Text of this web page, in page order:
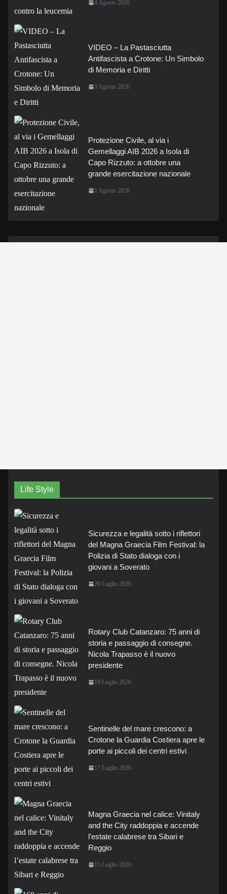
4 Agosto 2026
VIDEO – La Pastasciutta
Antifascista a Crotone: Un Simbolo
di Memoria e Diritti
3 Agosto 2026
Protezione Civile, al via i
Gemellaggi AIB 2026 a Isola di
Capo Rizzuto: a ottobre una
grande esercitazione nazionale
1 Agosto 2026
Life Style
Sicurezza e legalità sotto i riflettori
del Magna Graecia Film Festival: la
Polizia di Stato dialoga con i
giovani a Soverato
29 Luglio 2026
Rotary Club Catanzaro: 75 anni di
storia e passaggio di consegne.
Nicola Trapasso è il nuovo
presidente
19 Luglio 2026
Sentinelle del mare crescono: a
Crotone la Guardia Costiera apre le
porte ai piccoli dei centri estivi
17 Luglio 2026
Magna Graecia nel calice: Vinitaly
and the City raddoppia e accende
l’estate calabrese tra Sibari e
Reggio
15 Luglio 2026